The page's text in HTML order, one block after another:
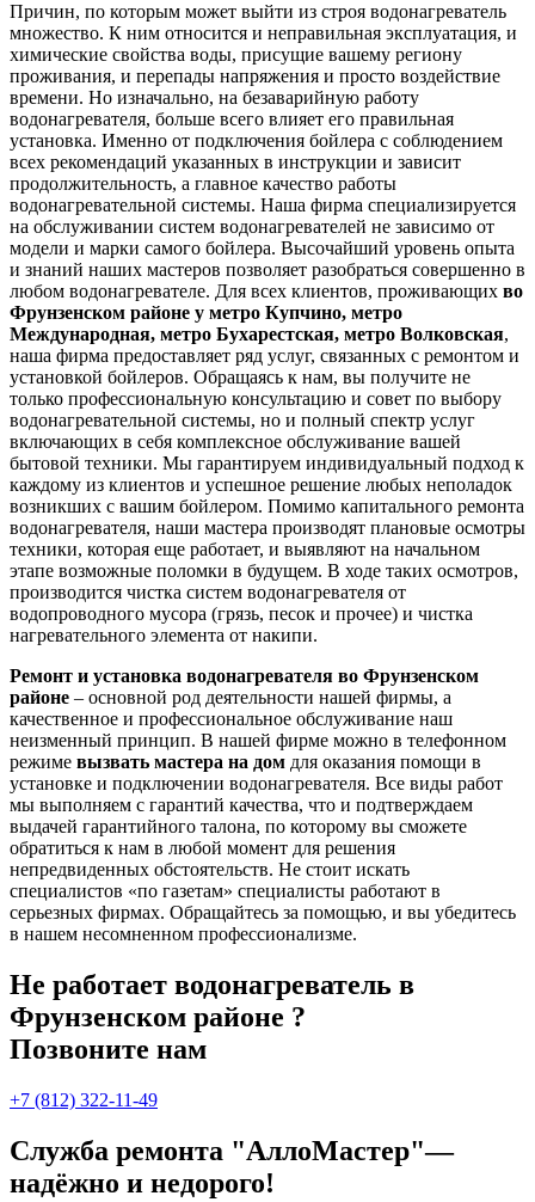
Причин, по которым может выйти из строя водонагреватель
множество. К ним относится и неправильная эксплуатация, и
химические свойства воды, присущие вашему региону
проживания, и перепады напряжения и просто воздействие
времени. Но изначально, на безаварийную работу
водонагревателя, больше всего влияет его правильная
установка. Именно от подключения бойлера с соблюдением
всех рекомендаций указанных в инструкции и зависит
продолжительность, а главное качество работы
водонагревательной системы. Наша фирма специализируется
на обслуживании систем водонагревателей не зависимо от
модели и марки самого бойлера. Высочайший уровень опыта
и знаний наших мастеров позволяет разобраться совершенно в
любом водонагревателе. Для всех клиентов, проживающих во
Фрунзенском районе у метро Купчино, метро
Международная, метро Бухарестская, метро Волковская,
наша фирма предоставляет ряд услуг, связанных с ремонтом и
установкой бойлеров. Обращаясь к нам, вы получите не
только профессиональную консультацию и совет по выбору
водонагревательной системы, но и полный спектр услуг
включающих в себя комплексное обслуживание вашей
бытовой техники. Мы гарантируем индивидуальный подход к
каждому из клиентов и успешное решение любых неполадок
возникших с вашим бойлером. Помимо капитального ремонта
водонагревателя, наши мастера производят плановые осмотры
техники, которая еще работает, и выявляют на начальном
этапе возможные поломки в будущем. В ходе таких осмотров,
производится чистка систем водонагревателя от
водопроводного мусора (грязь, песок и прочее) и чистка
нагревательного элемента от накипи.
Ремонт и установка водонагревателя во Фрунзенском
районе – основной род деятельности нашей фирмы, а
качественное и профессиональное обслуживание наш
неизменный принцип. В нашей фирме можно в телефонном
режиме вызвать мастера на дом для оказания помощи в
установке и подключении водонагревателя. Все виды работ
мы выполняем с гарантий качества, что и подтверждаем
выдачей гарантийного талона, по которому вы сможете
обратиться к нам в любой момент для решения
непредвиденных обстоятельств. Не стоит искать
специалистов «по газетам» специалисты работают в
серьезных фирмах. Обращайтесь за помощью, и вы убедитесь
в нашем несомненном профессионализме.
Не работает водонагреватель в
Фрунзенском районе ?
Позвоните нам
+7 (812) 322-11-49
Служба ремонта "АллоМастер"—
надёжно и недорого!